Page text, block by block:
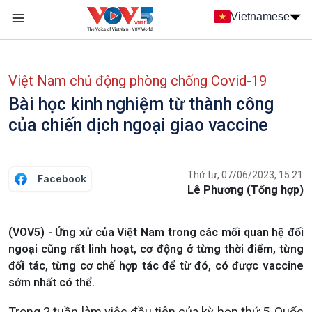
Nhảy đến nội dung
Vietnamese
Việt Nam chủ động phòng chống Covid-19
Bài học kinh nghiệm từ thành công
của chiến dịch ngoại giao vaccine
Facebook Thứ tư, 07/06/2023, 15:21
Lê Phương (Tổng hợp)
(VOV5) - Ứng xử của Việt Nam trong các mối quan hệ đối
ngoại cũng rất linh hoạt, cơ động ở từng thời điểm, từng
đối tác, từng cơ chế hợp tác để từ đó, có được vaccine
sớm nhất có thể.